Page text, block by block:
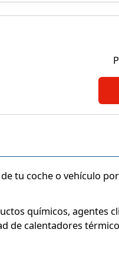
tu coche o vehículo
químicos, agentes
de calentadores